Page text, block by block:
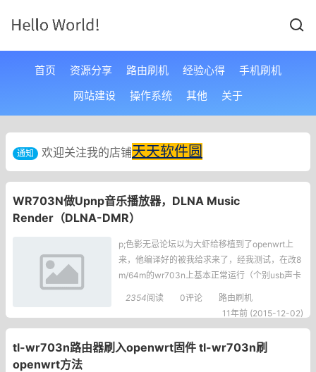
首页 资源分享 路由刷机 经验心得
手机刷机
网站建设
操作系统 其他 关于
通知 欢迎关注我的店铺天天软件圆
WR703N做Upnp音乐播放器，DLNA Music
Render（DLNA-DMR）
p;色影无忌论坛以为大虾给移植到了openwrt上
来，他编译好的被我给求来了，经我测试，在改8
m/64m的wr703n上基本正常运行（个别usb声卡
或者DAC会有爆音现象），可以播放flac，wav
和MP3音乐，测试了安卓平台的bubbleupnp，io
2354阅读 0评论
路由刷机
11年前 (2015-12-02)
tl-wr703n路由器刷入openwrt固件 tl-wr703n刷
openwrt方法